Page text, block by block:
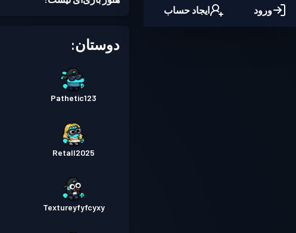
ورود ایجاد حساب
دوستان:
Pathetic123
Retall2025
Textureyfyfcyxy